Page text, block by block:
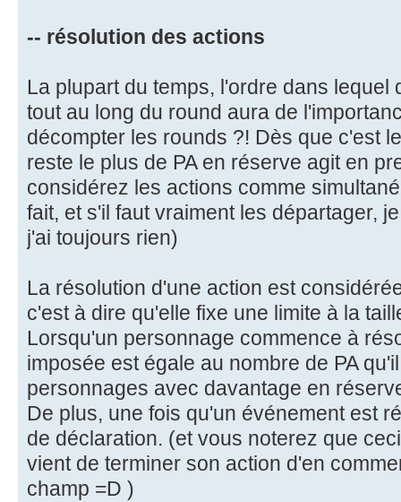
-- résolution des actions
La plupart du temps, l'ordre dans lequel
tout au long du round aura de
décompter les rounds ?! Dès que c'est
reste le plus de PA en réserve agit en
considérez les actions comme
fait, et s'il faut vraiment les départager,
j'ai toujours rien)
La résolution d'une action est
c'est à dire qu'elle fixe une limite à la
Lorsqu'un personnage commence à
imposée est égale au nombre de PA
personnages avec davantage en
De plus, une fois qu'un événement est
de déclaration. (et vous noterez que
vient de terminer son action d'en
champ =D )